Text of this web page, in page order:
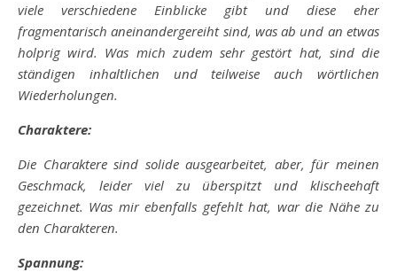
viele verschiedene Einblicke gibt und diese eher
fragmentarisch aneinandergereiht sind, was ab und an etwas
holprig wird. Was mich zudem sehr gestört hat, sind die
ständigen inhaltlichen und teilweise auch wörtlichen
Wiederholungen.
Charaktere:
Die Charaktere sind solide ausgearbeitet, aber, für meinen
Geschmack, leider viel zu überspitzt und klischeehaft
gezeichnet. Was mir ebenfalls gefehlt hat, war die Nähe zu
den Charakteren.
Spannung: